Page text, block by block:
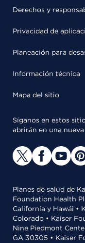
Derechos y
Privacidad de
Planeación para
Información técnica
Mapa del sitio
Síganos en estos
abrirán en una
Planes de salud de
Foundation Health
California y Hawái •
Colorado • Kaiser
Nine Piedmont
GA 30305 • Kaiser